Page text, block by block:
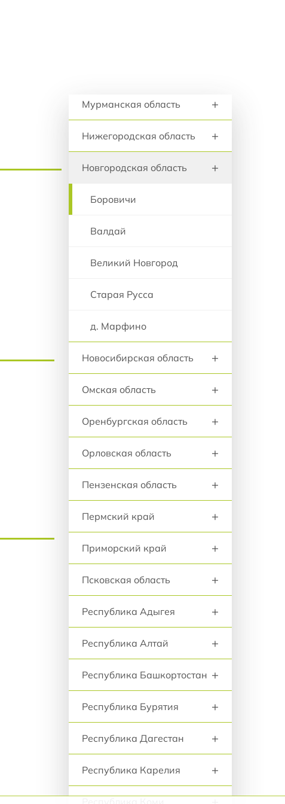
Регионы и города
Мурманская область +
Нижегородская область +
Новгородская область +
Боровичи
Валдай
Великий Новгород
Старая Русса
д. Марфино
Новосибирская область +
Омская область +
Оренбургская область +
Орловская область +
Пензенская область +
Пермский край +
Приморский край +
Псковская область +
Республика Адыгея +
Республика Алтай +
Республика Башкортостан +
Республика Бурятия +
Республика Дагестан +
Республика Карелия +